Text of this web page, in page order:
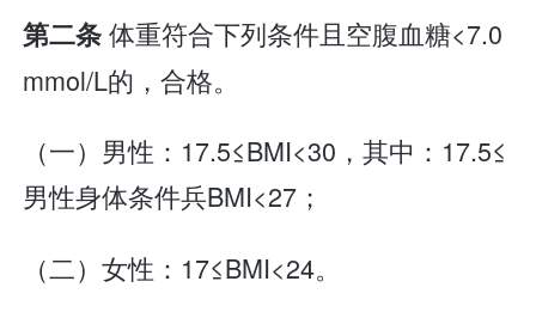
第二条体重符合下列条件且空腹血糖<7.0
mmol/L的，合格。
（一）男性：17.5≤BMI<30，其中：17.5≤
男性身体条件兵BMI<27；
（二）女性：17≤BMI<24。